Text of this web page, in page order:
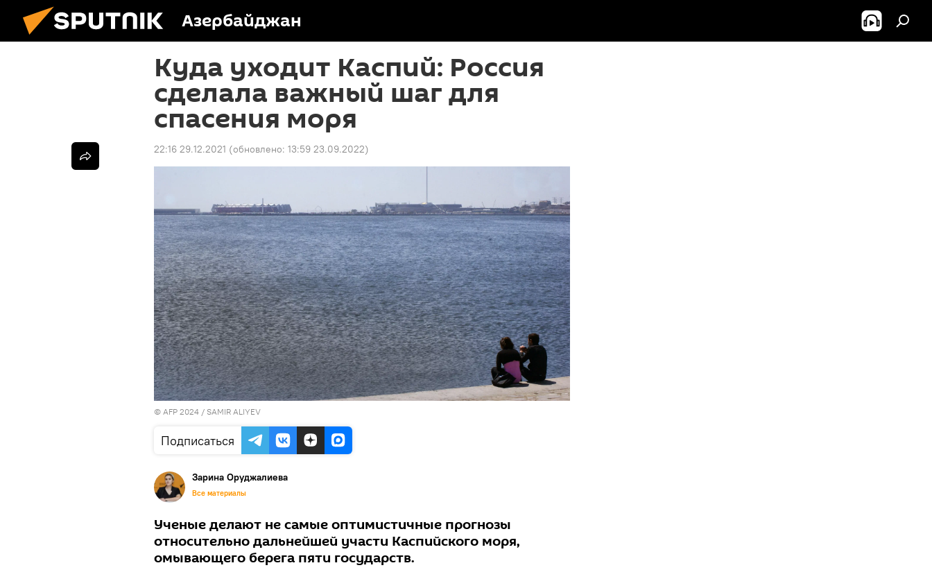
Азербайджан
Куда уходит Каспий: Россия
сделала важный шаг для
спасения моря
22:16 29.12.2021 (обновлено: 13:59 23.09.2022)
© AFP 2024 / SAMIR ALIYEV
Подписаться
Зарина Оруджалиева
Все материалы
Ученые делают не самые оптимистичные прогнозы
относительно дальнейшей участи Каспийского моря,
омывающего берега пяти государств.